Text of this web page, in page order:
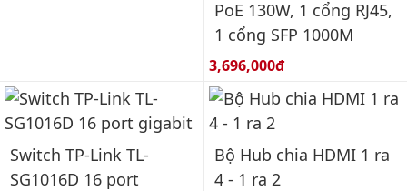
PoE 130W, 1 cổng RJ45,
1 cổng SFP 1000M
Giá bán:
3,696,000đ
Switch TP-Link TL-
SG1016D 16 port
Bộ Hub chia HDMI 1 ra
4 - 1 ra 2